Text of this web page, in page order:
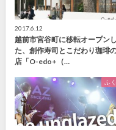
2017.6.12
越前市宮谷町に移転オープンし
た、創作寿司とこだわり珈琲
店「O-edo+（…
ふ